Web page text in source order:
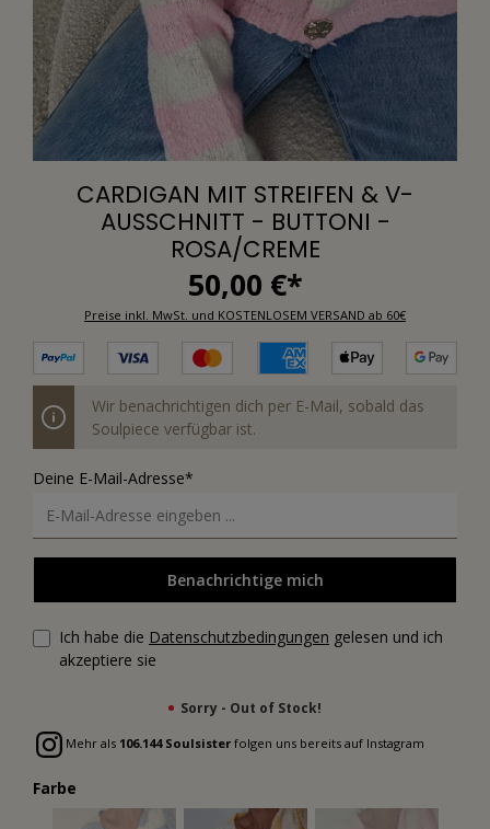
CARDIGAN MIT STREIFEN & V-
AUSSCHNITT - BUTTONI -
ROSA/CREME
50,00 €*
Preise inkl. MwSt. und KOSTENLOSEM VERSAND ab 60€
Wir benachrichtigen dich per E-Mail, sobald das
Soulpiece verfügbar ist.
Deine E-Mail-Adresse*
Benachrichtige mich
Ich habe die Datenschutzbedingungen gelesen und ich
akzeptiere sie
Sorry - Out of Stock!
Mehr als 106.144 Soulsisterfolgen uns bereits auf Instagram
Farbe